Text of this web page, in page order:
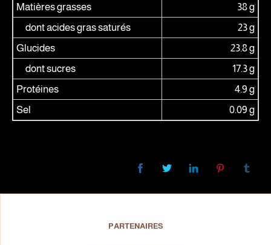
Matières grasses
38 g
dont acides gras saturés
23 g
Glucides
23.8 g
dont sucres
17.3 g
Protéines
4.9 g
Sel
0.09 g
PARTENAIRES